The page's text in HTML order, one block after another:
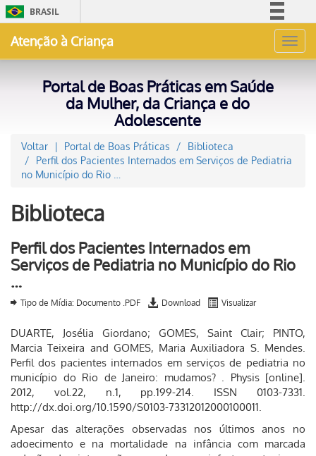
BRASIL
Acesso à informação
Atenção à Criança
Portal de Boas Práticas em Saúde
da Mulher, da Criança e do
Adolescente
Voltar Portal de Boas Práticas
Biblioteca
Perfil dos Pacientes Internados em Serviços de Pediatria
no Município do Rio …
Biblioteca
Perfil dos Pacientes Internados em
Serviços de Pediatria no Município do Rio
…
Tipo de Mídia: Documento .PDF Download Visualizar
DUARTE, Josélia Giordano; GOMES, Saint Clair; PINTO,
Marcia Teixeira and GOMES, Maria Auxiliadora S. Mendes.
Perfil dos pacientes internados em serviços de pediatria no
município do Rio de Janeiro: mudamos? . Physis [online].
2012, vol.22, n.1, pp.199-214. ISSN 0103-7331.
http://dx.doi.org/10.1590/S0103-73312012000100011.
Apesar das alterações observadas nos últimos anos no
adoecimento e na mortalidade na infância com marcada